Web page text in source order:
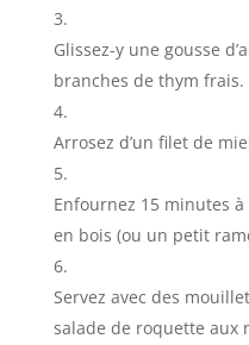
Glissez-y une gousse
branches de thym frais.
Arrosez d’un filet de
Enfournez 15 minutes à
en bois (ou un petit
Servez avec des
salade de roquette aux